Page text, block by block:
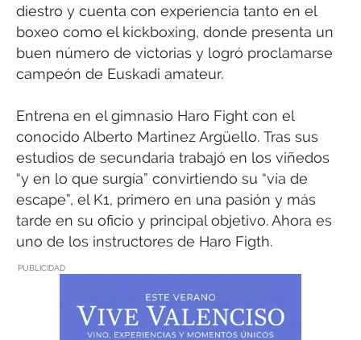
diestro y cuenta con experiencia tanto en el
boxeo como el kickboxing, donde presenta un
buen número de victorias y logró proclamarse
campeón de Euskadi amateur.
Entrena en el gimnasio Haro Fight con el
conocido Alberto Martinez Argüello. Tras sus
estudios de secundaria trabajó en los viñedos
“y en lo que surgía” convirtiendo su “vía de
escape”, el K1, primero en una pasión y más
tarde en su oficio y principal objetivo. Ahora es
uno de los instructores de Haro Figth.
PUBLICIDAD